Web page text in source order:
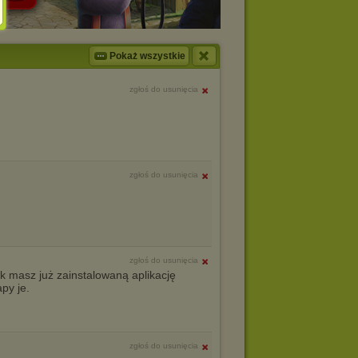
Pokaż wszystkie
zgłoś do usunięcia
zgłoś do usunięcia
zgłoś do usunięcia
masz już zainstalowaną aplikację
je.
zgłoś do usunięcia